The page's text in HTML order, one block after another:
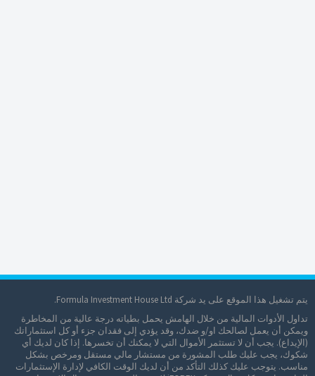
يتم تشغيل هذا الموقع على يد شركة Formula Investment House Ltd.
تداول الأدوات المالية من خلال الهامش يحمل بطياته درجة عالية من المخاطرة
ويمكن أن يعمل لصالحك او/و ضدك، وقد يؤدي إلى فقدان جزء أو كل استثماراتك
(الإيداع). يجب أن لا تستثمر الأموال التي لا يمكنك أن تخسرها. إذا كان لديك أي
شكوك، يجب عليك طلب المشورة من مستشار مالي مستقل ومرخص بشكل
مناسب. يتوجب عليك كذلك التأكد من أن لديك الوقت الكافي لإدارة اﻹستثمارات